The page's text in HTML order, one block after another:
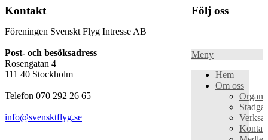
Kontakt
Föreningen Svenskt Flyg Intresse AB
Post- och besöksadress
Rosengatan 4
111 40 Stockholm
Telefon 070 292 26 65
info@svensktflyg.se
Följ oss
Meny
Hem
Om oss
Stadgar